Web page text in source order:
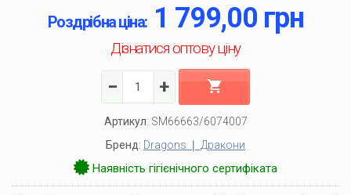
Роздрібна ціна: 1 799,00 грн
Дізнатися оптову ціну
− +
Артикул: SM66663/6074007
Бренд: Dragons ❘ Дракони
Наявність гігієнічного сертифіката